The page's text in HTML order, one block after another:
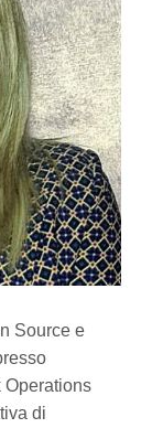
Source e
Operations
di